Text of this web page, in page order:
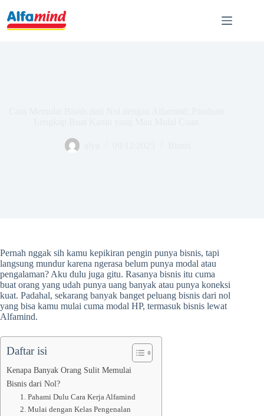
Pernah nggak sih kamu kepikiran pengin punya bisnis, tapi
langsung mundur karena ngerasa belum punya modal atau
pengalaman? Aku dulu juga gitu. Rasanya bisnis itu cuma
buat orang yang udah punya uang banyak atau punya koneksi
kuat. Padahal, sekarang banyak banget peluang bisnis dari nol
yang bisa kamu mulai cuma modal HP, termasuk bisnis lewat
Alfamind.
Daftar isi
Kenapa Banyak Orang Sulit Memulai
Bisnis dari Nol?
1. Pahami Dulu Cara Kerja Alfamind
2. Mulai dengan Kelas Pengenalan